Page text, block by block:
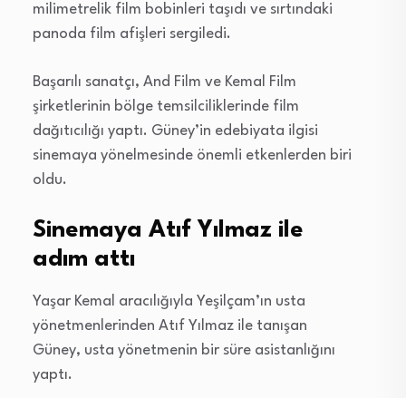
milimetrelik film bobinleri taşıdı ve sırtındaki
panoda film afişleri sergiledi.
Başarılı sanatçı, And Film ve Kemal Film
şirketlerinin bölge temsilciliklerinde film
dağıtıcılığı yaptı. Güney’in edebiyata ilgisi
sinemaya yönelmesinde önemli etkenlerden biri
oldu.
Sinemaya Atıf Yılmaz ile
adım attı
Yaşar Kemal aracılığıyla Yeşilçam’ın usta
yönetmenlerinden Atıf Yılmaz ile tanışan
Güney, usta yönetmenin bir süre asistanlığını
yaptı.